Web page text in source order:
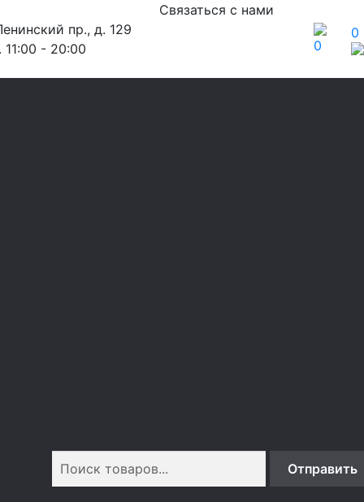
пр., д. 129
- 20:00
Связаться с нами
0
0